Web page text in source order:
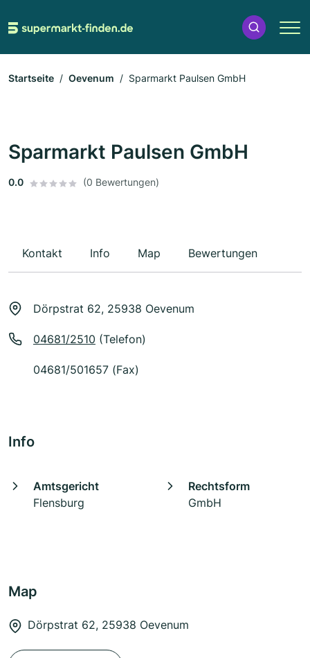
Startseite Oevenum Sparmarkt Paulsen GmbH
Sparmarkt Paulsen GmbH
0.0 (0 Bewertungen)
Kontakt Info Map Bewertungen
Dörpstrat 62, 25938 Oevenum
04681/2510 (Telefon)
04681/501657 (Fax)
Info
Amtsgericht
Flensburg
Rechtsform
GmbH
Map
Dörpstrat 62, 25938 Oevenum